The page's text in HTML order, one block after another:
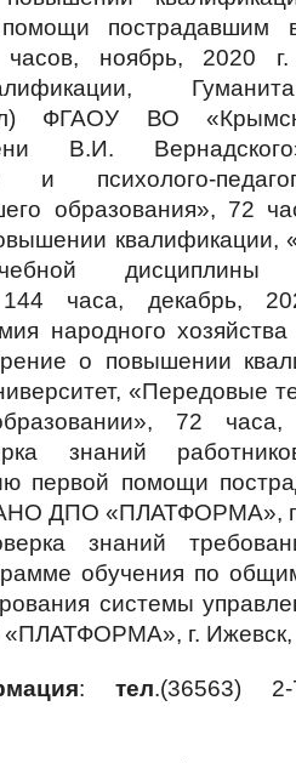
пострадавшим
часов, ноябрь, 2020
ФГАОУ ВО
В.И.
и психолого-
образования», 72
квалификации,
144 часа,
народного
о повышении
«Передовые
72
знаний
первой помощи
ДПО «ПЛАТФОРМА»,
знаний
обучения по
системы
г. Ижевск,
: тел.(36563) 2-